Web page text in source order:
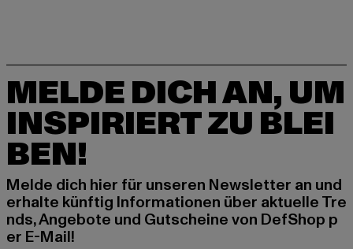
MELDE DICH AN, UM
INSPIRIERT ZU BLEI
BEN!
Melde dich hier für unseren Newsletter an und
erhalte künftig Informationen über aktuelle Tre
nds, Angebote und Gutscheine von DefShop p
er E-Mail!